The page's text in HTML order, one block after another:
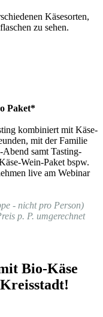
Paket*
kombiniert mit Käse-
mit der Familie
samt Tasting-
Wein-Paket bspw.
live am Webinar
- nicht pro Person)
p. P. umgerechnet
Bio-Käse